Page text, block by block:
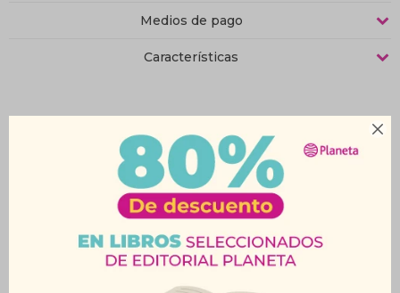

Medios de pago
Características
Productos que te pueden interesar